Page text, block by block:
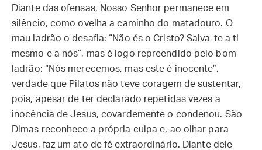
Diante das ofensas, Nosso Senhor permanece em
silêncio, como ovelha a caminho do matadouro. O
mau ladrão o desafia: “Não és o Cristo? Salva-te a ti
mesmo e a nós”, mas é logo repreendido pelo bom
ladrão: “Nós merecemos, mas este é inocente”,
verdade que Pilatos não teve coragem de sustentar,
pois, apesar de ter declarado repetidas vezes a
inocência de Jesus, covardemente o condenou. São
Dimas reconhece a própria culpa e, ao olhar para
Jesus, faz um ato de fé extraordinário. Diante dele